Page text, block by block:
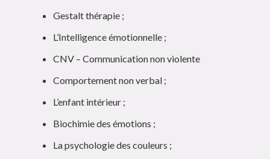
Gestalt thérapie ;
L’Intelligence émotionnelle ;
CNV – Communication non violente
Comportement non verbal ;
L’enfant intérieur ;
Biochimie des émotions ;
La psychologie des couleurs ;